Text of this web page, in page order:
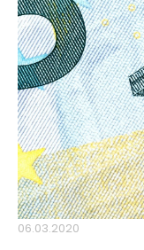
06.03.2020